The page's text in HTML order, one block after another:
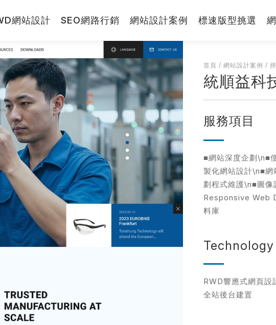
網站設計 SEO網路行銷 網站設計案例 標速版型挑選
首頁 / 網站設計案例 /
統順益科
服務項目
■網站深度企劃\n■
製化網站設計\n■
劃程式維護\n■圖
Responsive Web
料庫
Technology
RWD響應式網頁設
全站後台建置
先生 小姐
※
RWD網站設計
網站小學堂
網站設計報價
拼圖方案
視覺與費用兼顧的首選
標速方案
快速架站低成本
一頁式銷售頁
網站設計服務
企業網站設計